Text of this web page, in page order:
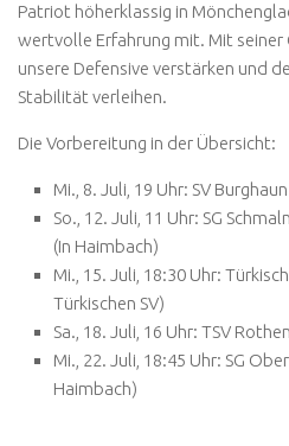
Patriot höherklassig in
wertvolle Erfahrung mit. Mit
unsere Defensive verstärken und
Stabilität verleihen.
Die Vorbereitung in der Übersicht:
Mi., 8. Juli, 19 Uhr: SV
So., 12. Juli, 11 Uhr: SG
(In Haimbach)
Mi., 15. Juli, 18:30 Uhr:
Türkischen SV)
Sa., 18. Juli, 16 Uhr: TSV
Mi., 22. Juli, 18:45 Uhr: SG
Haimbach)